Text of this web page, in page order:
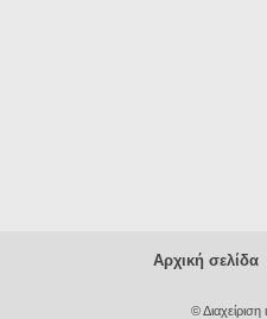
Αρχική σελίδα
©